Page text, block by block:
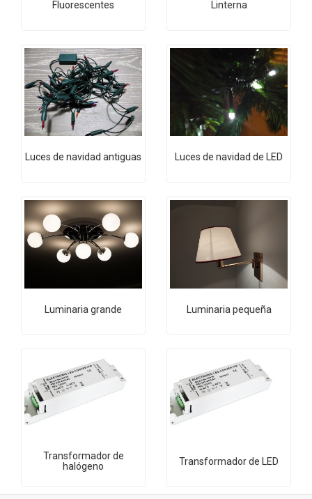
Fluorescentes Linterna
Luces de navidad antiguas Luces de navidad de LED
Luminaria grande Luminaria pequeña
Transformador de
halógeno
Transformador de LED